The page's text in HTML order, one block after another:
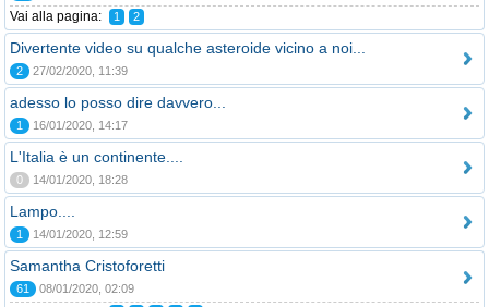
Vai alla pagina: 1 2
Divertente video su qualche asteroide vicino a noi...
2 27/02/2020, 11:39
adesso lo posso dire davvero...
1 16/01/2020, 14:17
L'Italia è un continente....
0 14/01/2020, 18:28
Lampo....
1 14/01/2020, 12:59
Samantha Cristoforetti
61 08/01/2020, 02:09